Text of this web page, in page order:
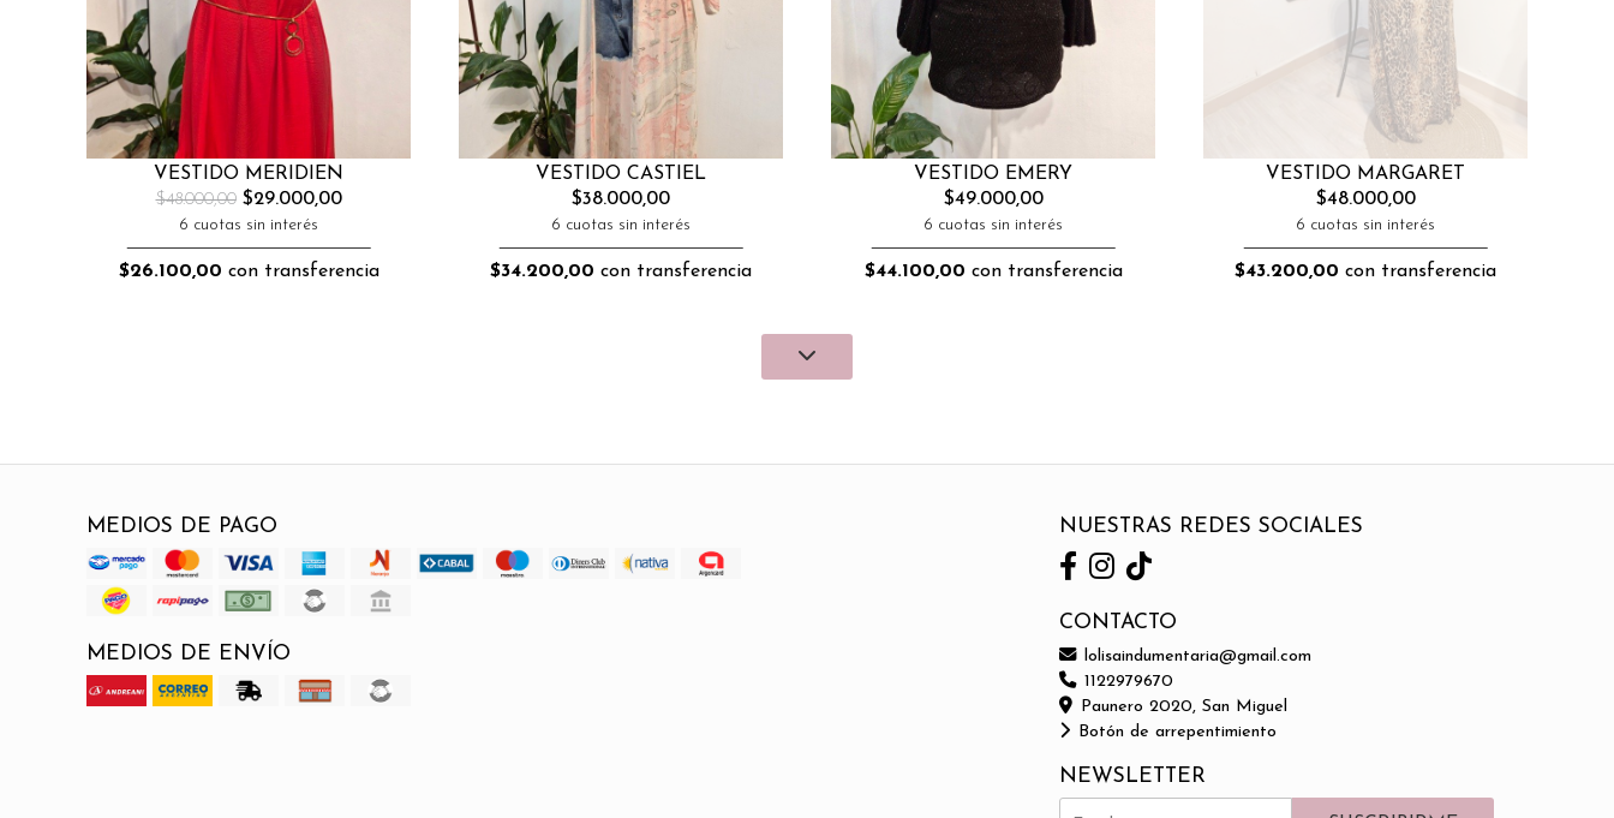
VESTIDO MERIDIEN
$48.000,00$29.000,00
6 cuotas sin interés
$26.100,00 con transferencia
VESTIDO CASTIEL
$38.000,00
6 cuotas sin interés
$34.200,00 con transferencia
VESTIDO EMERY
$49.000,00
6 cuotas sin interés
$44.100,00 con transferencia
VESTIDO MARGARET
$48.000,00
6 cuotas sin interés
$43.200,00 con transferencia
MEDIOS DE PAGO
MEDIOS DE ENVÍO
NUESTRAS REDES SOCIALES
CONTACTO
lolisaindumentaria@gmail.com
1122979670
Paunero 2020, San Miguel
Botón de arrepentimiento
NEWSLETTER